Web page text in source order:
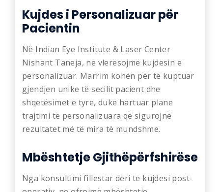
Kujdes i Personalizuar për
Pacientin
Në Indian Eye Institute & Laser Center
Nishant Taneja, ne vlerësojmë kujdesin e
personalizuar. Marrim kohën për të kuptuar
gjendjen unike të secilit pacient dhe
shqetësimet e tyre, duke hartuar plane
trajtimi të personalizuara që sigurojnë
rezultatet më të mira të mundshme.
Mbështetje Gjithëpërfshirëse
Nga konsultimi fillestar deri te kujdesi post-